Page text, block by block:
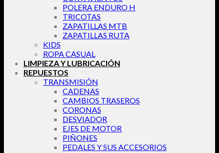
POLERA ENDURO H
TRICOTAS
ZAPATILLAS MTB
ZAPATILLAS RUTA
KIDS
ROPA CASUAL
LIMPIEZA Y LUBRICACIÓN
REPUESTOS
TRANSMISIÓN
CADENAS
CAMBIOS TRASEROS
CORONAS
DESVIADOR
EJES DE MOTOR
PIÑONES
PEDALES Y SUS ACCESORIOS